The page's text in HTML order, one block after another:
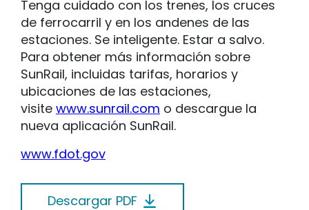
Tenga cuidado con los trenes, los cruces
de ferrocarril y en los andenes de las
estaciones. Se inteligente. Estar a salvo.
Para obtener más información sobre
SunRail, incluidas tarifas, horarios y
ubicaciones de las estaciones,
visite www.sunrail.com o descargue la
nueva aplicación SunRail.
www.fdot.gov
Descargar PDF